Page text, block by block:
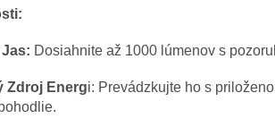
Dosiahnite až 1000 lúmenov s
Zdroj Energi: Prevádzkujte ho s